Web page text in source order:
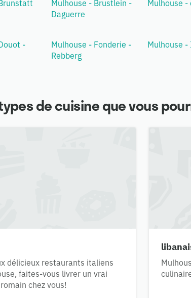
Mulhouse - Brustlein -
Daguerre
Mulhouse
-
Mulhouse - Fonderie -
Rebberg
Mulhouse -
de cuisine que vous
délicieux restaurants italiens
faites-vous livrer un vrai
chez vous!